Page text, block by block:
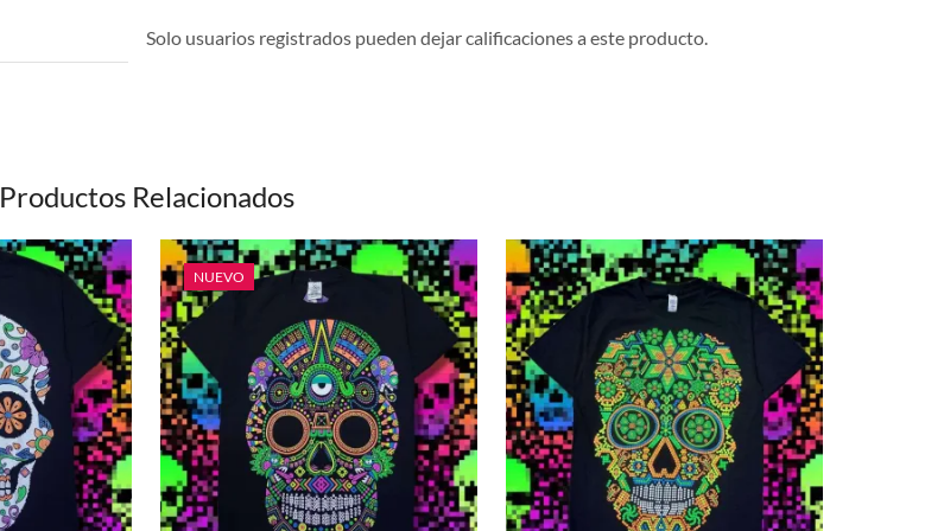
Solo usuarios registrados pueden dejar calificaciones a este producto.
Productos Relacionados
NUEVO